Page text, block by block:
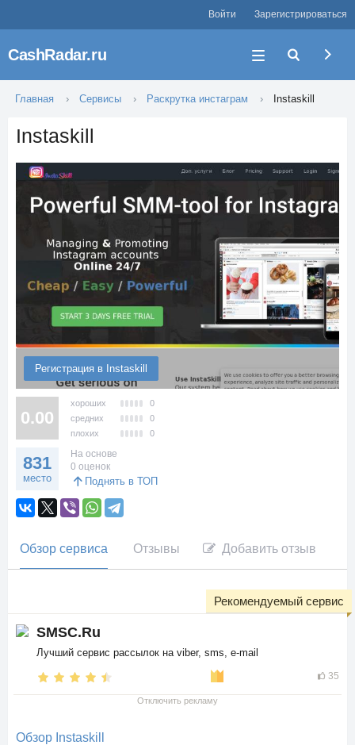
Войти Зарегистрироваться
CashRadar.ru
Главная Сервисы Раскрутка инстаграм Instaskill
Instaskill
Регистрация в Instaskill
0.00
хороших
0
средних
0
плохих
0
831
место
На основе
0 оценок
Поднять в ТОП
Обзор сервиса Отзывы Добавить отзыв
SMSC.Ru
Лучший сервис рассылок на viber, sms, e-mail
35
Рекомендуемый сервис
Отключить рекламу
Обзор Instaskill